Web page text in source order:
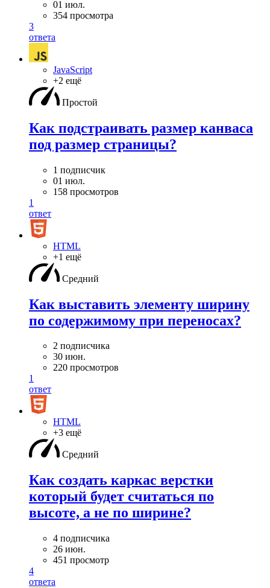
01 июл.
354 просмотра
3
ответа
JavaScript
+2 ещё
Простой
Как подстраивать размер канваса
под размер страницы?
1 подписчик
01 июл.
158 просмотров
1
ответ
HTML
+1 ещё
Средний
Как выставить элементу ширину
по содержимому при переносах?
2 подписчика
30 июн.
220 просмотров
1
ответ
HTML
+3 ещё
Средний
Как создать каркас верстки
который будет считаться по
высоте, а не по ширине?
4 подписчика
26 июн.
451 просмотр
4
ответа